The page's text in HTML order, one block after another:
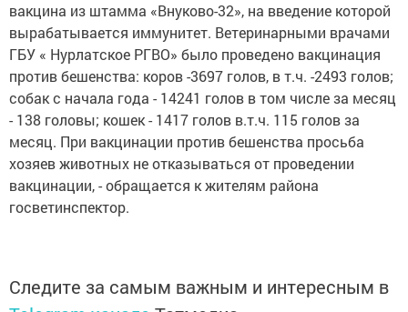
вакцина из штамма «Внуково-32», на введение которой
вырабатывается иммунитет. Ветеринарными врачами
ГБУ « Нурлатское РГВО» было проведено вакцинация
против бешенства: коров -3697 голов, в т.ч. -2493 голов;
собак с начала года - 14241 голов в том числе за месяц
- 138 головы; кошек - 1417 голов в.т.ч. 115 голов за
месяц. При вакцинации против бешенства просьба
хозяев животных не отказываться от проведении
вакцинации, - обращается к жителям района
госветинспектор.
Следите за самым важным и интересным в